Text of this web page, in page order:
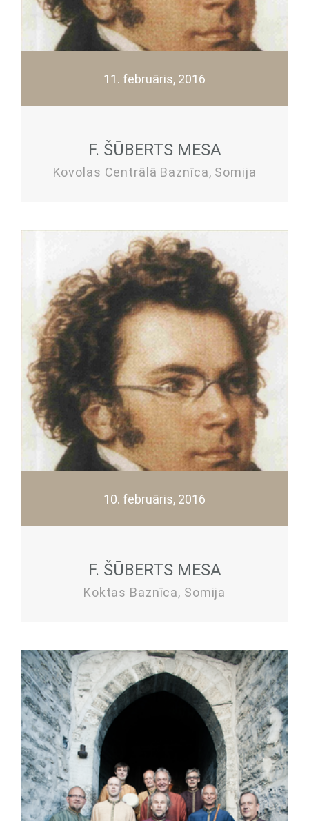
11. februāris, 2016
F. ŠŪBERTS MESA
Kovolas Centrālā Baznīca, Somija
10. februāris, 2016
F. ŠŪBERTS MESA
Koktas Baznīca, Somija